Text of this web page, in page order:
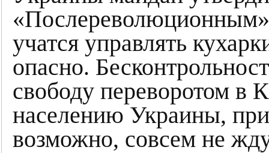
«Послереволюционным»
учатся управлять
опасно.
свободу переворотом в
населению Украины,
возможно, совсем не